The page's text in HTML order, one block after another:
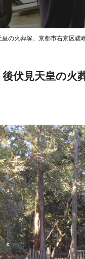
の火葬塚。京都市右京区嵯
伏見天皇の火